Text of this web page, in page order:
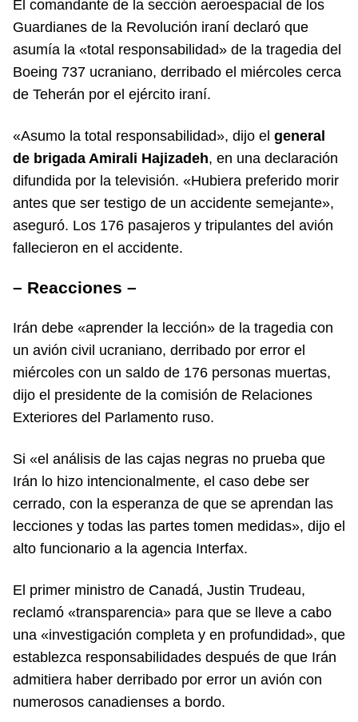
El comandante de la sección aeroespacial de los
Guardianes de la Revolución iraní declaró que
asumía la «total responsabilidad» de la tragedia del
Boeing 737 ucraniano, derribado el miércoles cerca
de Teherán por el ejército iraní.
«Asumo la total responsabilidad», dijo el general
de brigada Amirali Hajizadeh, en una declaración
difundida por la televisión. «Hubiera preferido morir
antes que ser testigo de un accidente semejante»,
aseguró. Los 176 pasajeros y tripulantes del avión
fallecieron en el accidente.
– Reacciones –
Irán debe «aprender la lección» de la tragedia con
un avión civil ucraniano, derribado por error el
miércoles con un saldo de 176 personas muertas,
dijo el presidente de la comisión de Relaciones
Exteriores del Parlamento ruso.
Si «el análisis de las cajas negras no prueba que
Irán lo hizo intencionalmente, el caso debe ser
cerrado, con la esperanza de que se aprendan las
lecciones y todas las partes tomen medidas», dijo el
alto funcionario a la agencia Interfax.
El primer ministro de Canadá, Justin Trudeau,
reclamó «transparencia» para que se lleve a cabo
una «investigación completa y en profundidad», que
establezca responsabilidades después de que Irán
admitiera haber derribado por error un avión con
numerosos canadienses a bordo.